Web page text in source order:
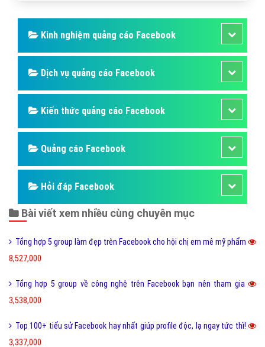
Kinh nghiệm quảng cáo Facebook
Dịch vụ quảng cáo Facebook
Kiến thức quảng cáo Facebook
Quảng cáo Facebook
Hỏi đáp Facebook
Bài viết xem nhiều cùng chuyên mục
Tổng hợp 5 group làm đẹp trên Facebook cho hội chị em mê mỹ phẩm
8,527,000
Tổng hợp 5 group về công nghệ trên Facebook bạn nên tham gia
3,538,000
Top 100+ tiểu sử Facebook hay nhất giúp profile độc, lạ ngay tức thì!
3,337,000